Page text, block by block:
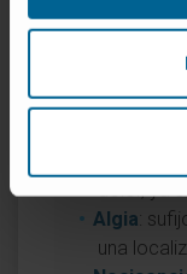
Si desea
médico:
dolor, ya
Algia:
una